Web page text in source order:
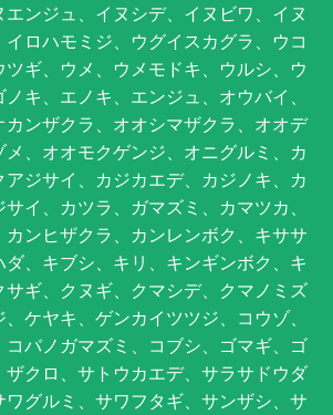
ンジュ、イヌシデ、イヌビワ、イヌ
ロハモミジ、ウグイスカグラ、ウコ
ギ、ウメ、ウメモドキ、ウルシ、ウ
キ、エノキ、エンジュ、オウバイ、
ンザクラ、オオシマザクラ、オオデ
、オオモクゲンジ、オニグルミ、カ
ジサイ、カジカエデ、カジノキ、カ
イ、カツラ、ガマズミ、カマツカ、
ンヒザクラ、カンレンボク、キササ
、キブシ、キリ、キンギンボク、キ
サギ、クヌギ、クマシデ、クマノミズ
ケヤキ、ゲンカイツツジ、コウゾ、
コバノガマズミ、コブシ、ゴマギ、ゴ
ザクロ、サトウカエデ、サラサドウダ
グルミ、サワフタギ、サンザシ、サ